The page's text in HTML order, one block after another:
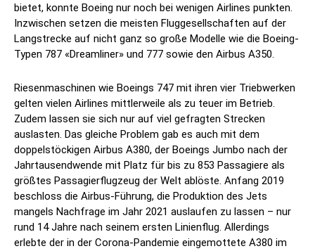
bietet, konnte Boeing nur noch bei wenigen Airlines punkten.
Inzwischen setzen die meisten Fluggesellschaften auf der
Langstrecke auf nicht ganz so große Modelle wie die Boeing-
Typen 787 «Dreamliner» und 777 sowie den Airbus A350.
Riesenmaschinen wie Boeings 747 mit ihren vier Triebwerken
gelten vielen Airlines mittlerweile als zu teuer im Betrieb.
Zudem lassen sie sich nur auf viel gefragten Strecken
auslasten. Das gleiche Problem gab es auch mit dem
doppelstöckigen Airbus A380, der Boeings Jumbo nach der
Jahrtausendwende mit Platz für bis zu 853 Passagiere als
größtes Passagierflugzeug der Welt ablöste. Anfang 2019
beschloss die Airbus-Führung, die Produktion des Jets
mangels Nachfrage im Jahr 2021 auslaufen zu lassen – nur
rund 14 Jahre nach seinem ersten Linienflug. Allerdings
erlebte der in der Corona-Pandemie eingemottete A380 im